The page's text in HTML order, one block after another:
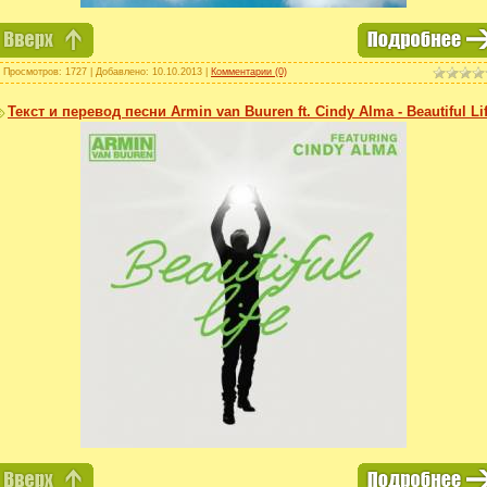
1727 | Добавлено: 10.10.2013 Комментарии (0)
Текст и перевод песни Armin van Buuren ft. Cindy Alma - Beautiful